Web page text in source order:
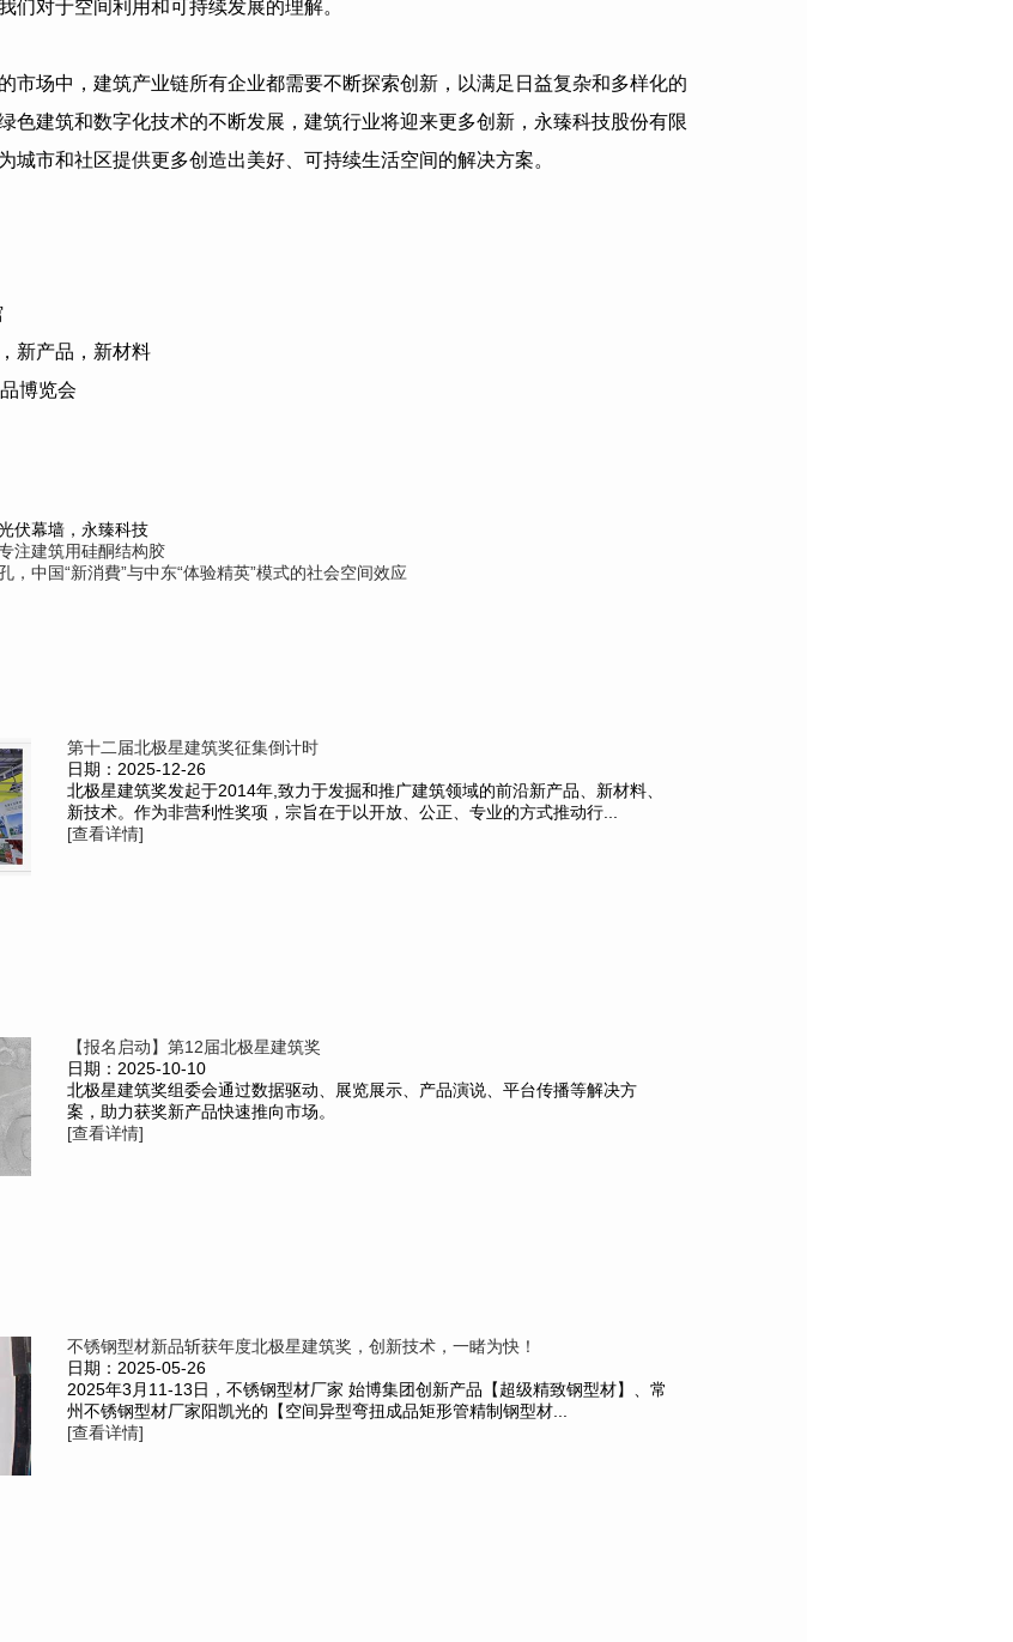
们对于空间利用和可持续发展的理解。
市场中，建筑产业链所有企业都需要不断探索创新，以满足日益复杂和多样化的
色建筑和数字化技术的不断发展，建筑行业将迎来更多创新， 永臻科技股份有限
城市和社区提供更多创造出美好、可持续生活空间的解决方案。
新产品，新材料
博览会
伏幕墙，永臻科技
注建筑用硅酮结构胶
，中国“新消費”与中东“体验精英”模式的社会空间效应
第十二届北极星建筑奖征集倒计时
日期：2025-12-26
北极星建筑奖发起于2014年,致力于发掘和推广建筑领域的前沿新产品、新材料、
新技术。作为非营利性奖项，宗旨在于以开放、公正、专业的方式推动行...
[查看详情]
【报名启动】第12届北极星建筑奖
日期：2025-10-10
北极星建筑奖组委会通过数据驱动、展览展示、产品演说、平台传播等解决方
案，助力获奖新产品快速推向市场。
[查看详情]
不锈钢型材新品斩获年度北极星建筑奖，创新技术，一睹为快！
日期：2025-05-26
2025年3月11-13日，不锈钢型材厂家 始博集团创新产品【超级精致钢型材】、常
州不锈钢型材厂家阳凯光的【空间异型弯扭成品矩形管精制钢型材...
[查看详情]